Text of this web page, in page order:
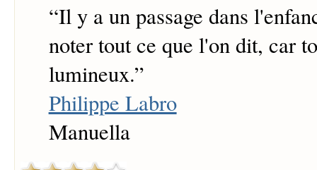
“Il y a un passage dans
noter tout ce que l'on dit, car
lumineux.”
Philippe Labro
Manuella